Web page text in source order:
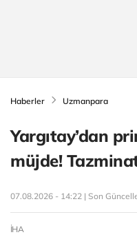
Haberler Uzmanpara
Yargıtay’dan
müjde!
07.08.2026 - 14:22 | Son
İHA